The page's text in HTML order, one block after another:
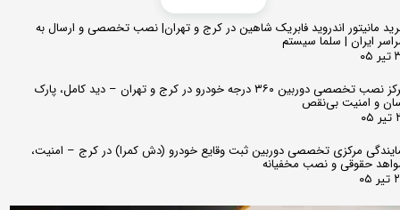
مانیتور اندروید فابریک شاهین در کرج و تهران| نصب تخصصی و ارسال به
ایران | سلما سیستم
مرکز نصب تخصصی دوربین ۳۶۰ درجه خودرو در کرج و تهران – دید کامل، پارک
و امنیت بی‌نقص
مرکزی تخصصی دوربین ثبت وقایع خودرو (دش کمرا) در کرج – امنیت،
حقوقی و نصب مخفیانه